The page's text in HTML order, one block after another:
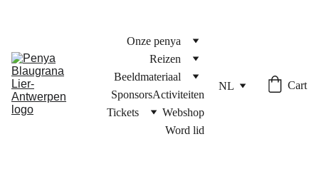
Onze penya
Reizen
Beeldmateriaal
SponsorsActiviteiten
Tickets
Webshop
Word lid
NL Cart